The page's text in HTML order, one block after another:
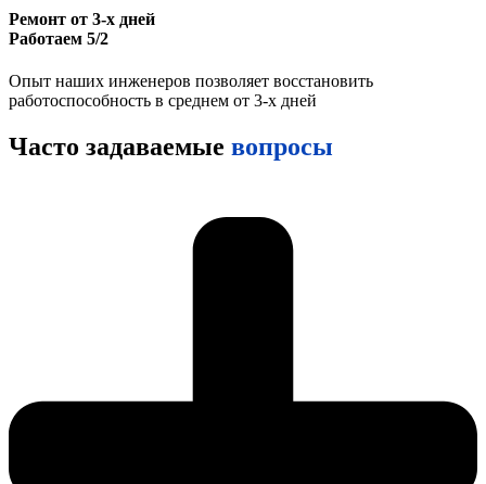
Ремонт от 3-х дней
Работаем 5/2
Опыт наших инженеров позволяет восстановить
работоспособность в среднем от 3-х дней
Часто задаваемые вопросы